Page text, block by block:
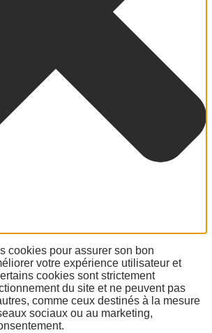
cookies pour assurer son bon
votre expérience utilisateur et
cookies sont strictement
du site et ne peuvent pas
comme ceux destinés à la mesure
sociaux ou au marketing,